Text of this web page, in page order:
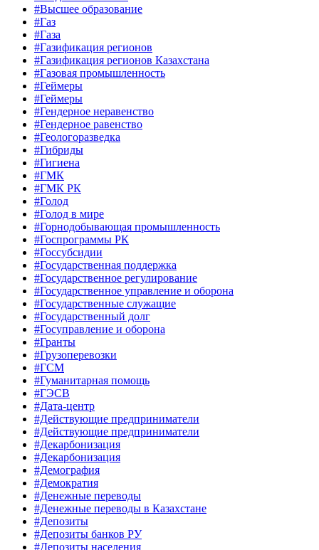
#Высшее образование
#Газ
#Газа
#Газификация регионов
#Газификация регионов Казахстана
#Газовая промышленность
#Геймеры
#Геймеры
#Гендерное неравенство
#Гендерное равенство
#Геологоразведка
#Гибриды
#Гигиена
#ГМК
#ГМК РК
#Голод
#Голод в мире
#Горнодобывающая промышленность
#Госпрограммы РК
#Госсубсидии
#Государственная поддержка
#Государственное регулирование
#Государственное управление и оборона
#Государственные служащие
#Государственный долг
#Госуправление и оборона
#Гранты
#Грузоперевозки
#ГСМ
#Гуманитарная помощь
#ГЭСВ
#Дата-центр
#Действующие предприниматели
#Действующие предприниматели
#Декарбонизация
#Декарбонизация
#Демография
#Демократия
#Денежные переводы
#Денежные переводы в Казахстане
#Депозиты
#Депозиты банков РУ
#Депозиты населения